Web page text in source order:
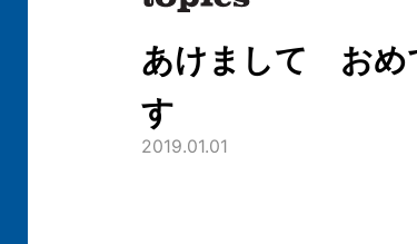
あけまして おめ
す
2019.01.01